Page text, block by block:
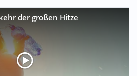
der großen Hitze